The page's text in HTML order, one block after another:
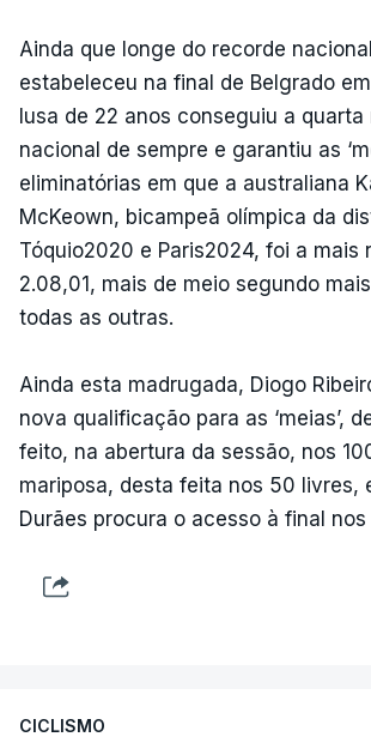
Ainda que longe do recorde
estabeleceu na final de Belgrado
lusa de 22 anos conseguiu a quarta
nacional de sempre e garantiu as
eliminatórias em que a australiana
McKeown, bicampeã olímpica da
Tóquio2020 e Paris2024, foi a mais
2.08,01, mais de meio segundo
todas as outras.
Ainda esta madrugada, Diogo
nova qualificação para as ‘meias’,
feito, na abertura da sessão, nos
mariposa, desta feita nos 50 livres,
Durães procura o acesso à final
CICLISMO